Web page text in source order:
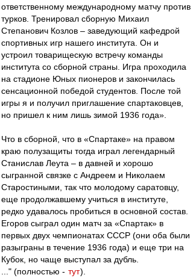
ответственному международному матчу против
турков. Тренировал сборную Михаил
Степанович Козлов – заведующий кафедрой
спортивных игр нашего института. Он и
устроил товарищескую встречу команды
института со сборной страны. Игра проходила
на стадионе Юных пионеров и закончилась
сенсационной победой студентов. После той
игры я и получил приглашение спартаковцев,
но пришел к ним лишь зимой 1936 года».
Что в сборной, что в «Спартаке» на правом
краю полузащиты тогда играл легендарный
Станислав Леута – в давней и хорошо
сыгранной связке с Андреем и Николаем
Старостиными, так что молодому саратовцу,
еще продолжавшему учиться в институте,
редко удавалось пробиться в основной состав.
Егоров сыграл один матч за «Спартак» в
первых двух чемпионатах СССР (они оба были
разыграны в течение 1936 года) и еще три на
Кубок, но чаще выступал за дубль.
..." (полностью - тут).